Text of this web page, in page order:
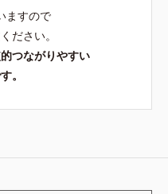
ますので
ださい。
つながりやすい
。